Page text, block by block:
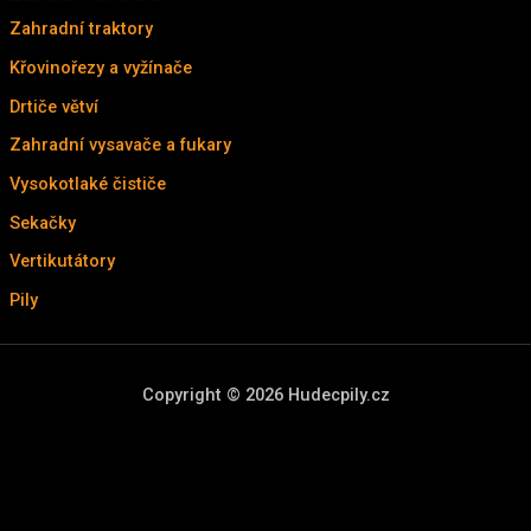
Zahradní traktory
Křovinořezy a vyžínače
Drtiče větví
Zahradní vysavače a fukary
Vysokotlaké čističe
Sekačky
Vertikutátory
Pily
Copyright © 2026 Hudecpily.cz